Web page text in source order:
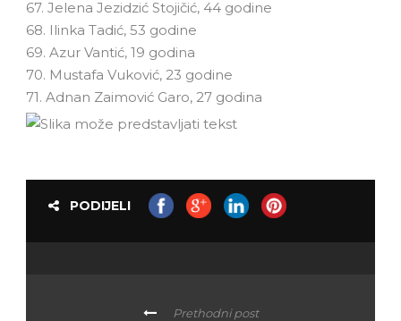
67. Jelena Jezidzić Stojičić, 44 godine
68. Ilinka Tadić, 53 godine
69. Azur Vantić, 19 godina
70. Mustafa Vuković, 23 godine
71. Adnan Zaimović Garo, 27 godina
PODIJELI
Prethodni post